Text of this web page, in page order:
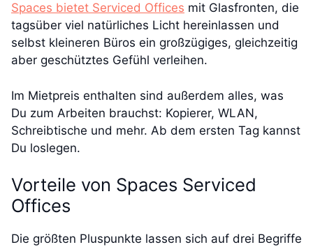
Spaces bietet Serviced Offices mit Glasfronten, die
tagsüber viel natürliches Licht hereinlassen und
selbst kleineren Büros ein großzügiges, gleichzeitig
aber geschütztes Gefühl verleihen.
Im Mietpreis enthalten sind außerdem alles, was
Du zum Arbeiten brauchst: Kopierer, WLAN,
Schreibtische und mehr. Ab dem ersten Tag kannst
Du loslegen.
Vorteile von Spaces Serviced
Offices
Die größten Pluspunkte lassen sich auf drei Begriffe